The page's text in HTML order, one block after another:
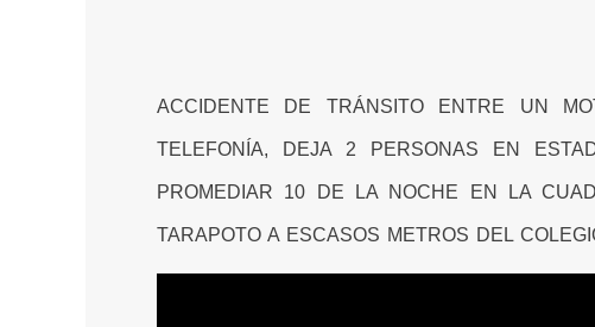
ACCIDENTE DE TRÁNSITO ENTRE UN
TELEFONÍA, DEJA 2 PERSONAS EN
PROMEDIAR 10 DE LA NOCHE EN LA
TARAPOTO A ESCASOS METROS DEL